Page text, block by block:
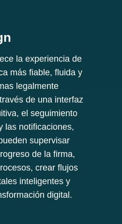
la experiencia de
más fiable, fluida y
legalmente
de una interfaz
el seguimiento
las notificaciones,
supervisar
de la firma,
crear flujos
inteligentes y
digital.